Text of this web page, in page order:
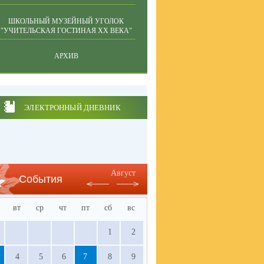
ШКОЛЬНЫЙ МУЗЕЙНЫЙ УГОЛОК
"УЧИТЕЛЬСКАЯ ГОСТИНАЯ ХХ ВЕКА"
АРХИВ
ЭЛЕКТРОННЫЙ ДНЕВНИК
События
Август
вт ср чт пт сб вс
1 2
4 5 6 7 8 9